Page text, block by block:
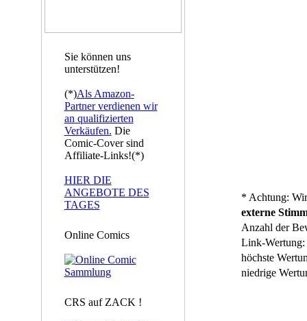
Sie können uns
unterstützen!
(*)Als Amazon-
Partner verdienen wir
an qualifizierten
Verkäufen. Die
Comic-Cover sind
Affiliate-Links!(*)
HIER DIE
ANGEBOTE DES
TAGES
Online Comics
CRS auf ZACK !
* Achtung:
externe
Anzahl der
Link-Wertung:
höchste
niedrige